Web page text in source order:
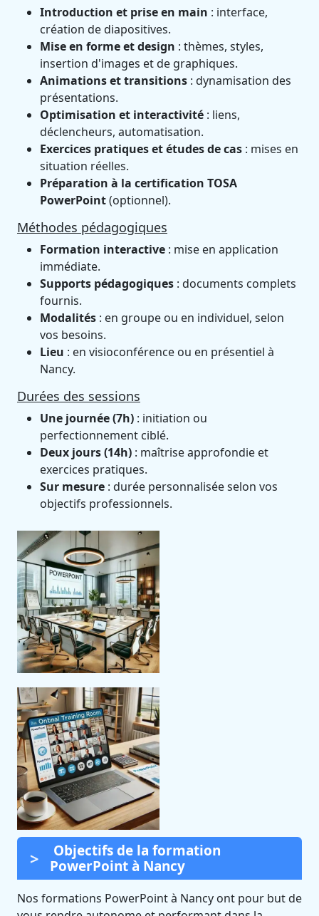
Introduction et prise en main : interface,
création de diapositives.
Mise en forme et design : thèmes, styles,
insertion d'images et de graphiques.
Animations et transitions : dynamisation des
présentations.
Optimisation et interactivité : liens,
déclencheurs, automatisation.
Exercices pratiques et études de cas : mises en
situation réelles.
Préparation à la certification TOSA
PowerPoint(optionnel).
Méthodes pédagogiques
Formation interactive : mise en application
immédiate.
Supports pédagogiques : documents complets
fournis.
Modalités : en groupe ou en individuel, selon
vos besoins.
Lieu : en visioconférence ou en présentiel à
Nancy.
Durées des sessions
Une journée (7h) : initiation ou
perfectionnement ciblé.
Deux jours (14h) : maîtrise approfondie et
exercices pratiques.
Sur mesure : durée personnalisée selon vos
objectifs professionnels.
Objectifs de la formation
PowerPoint à Nancy
Nos formations PowerPoint à Nancy ont pour but de